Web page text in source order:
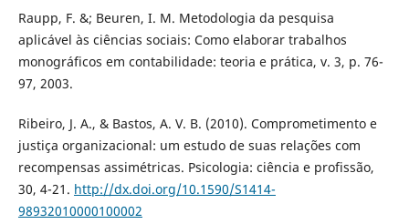
Raupp, F. &; Beuren, I. M. Metodologia da pesquisa
aplicável às ciências sociais: Como elaborar trabalhos
monográficos em contabilidade: teoria e prática, v. 3, p. 76-
97, 2003.
Ribeiro, J. A., & Bastos, A. V. B. (2010). Comprometimento e
justiça organizacional: um estudo de suas relações com
recompensas assimétricas. Psicologia: ciência e profissão,
30, 4-21. http://dx.doi.org/10.1590/S1414-
98932010000100002